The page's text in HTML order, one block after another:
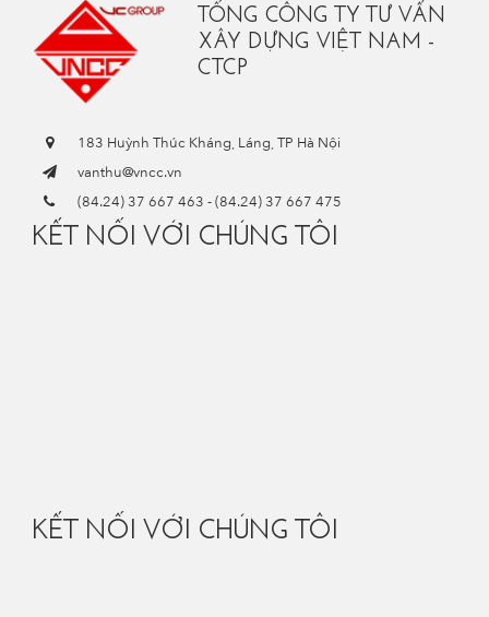
TỔNG CÔNG TY TƯ VẤN
XÂY DỰNG VIỆT NAM -
CTCP
183 Huỳnh Thúc Kháng, Láng, TP Hà Nội
vanthu@vncc.vn
(84.24) 37 667 463 -(84.24) 37 667 475
KẾT NỐI VỚI CHÚNG TÔI
KẾT NỐI VỚI CHÚNG TÔI